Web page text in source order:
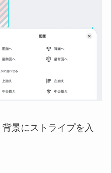
景にストライプを入